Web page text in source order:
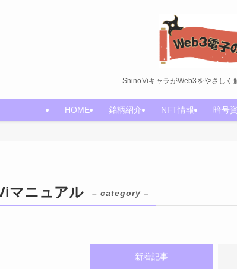
ShinoViキャラがWeb3をやさしく
HOME 銘柄紹介 NFT情報 暗号
マニュアル – category –
新着記事